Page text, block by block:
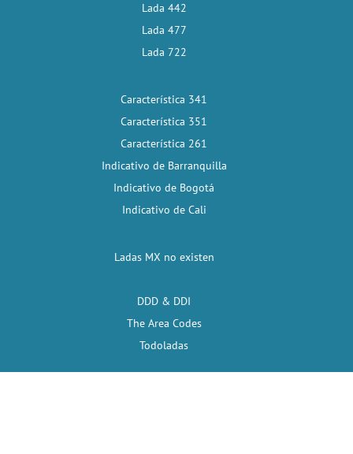
Lada 442
Lada 477
Lada 722
Característica 341
Característica 351
Característica 261
Indicativo de Barranquilla
Indicativo de Bogotá
Indicativo de Cali
Ladas MX no existen
DDD & DDI
The Area Codes
Todoladas